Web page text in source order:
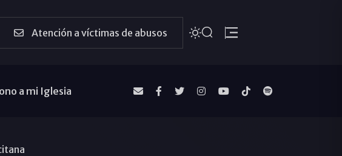
Atención a víctimas de abusos
a mi Iglesia